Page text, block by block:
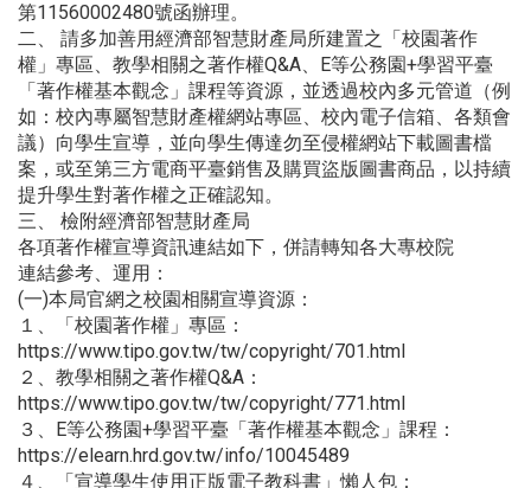
第11560002480號函辦理。
二、 請多加善用經濟部智慧財產局所建置之「校園著作
權」專區、教學相關之著作權Q&A、E等公務園+學習平臺
「著作權基本觀念」課程等資源，並透過校內多元管道（例
如：校內專屬智慧財產權網站專區、校內電子信箱、各類會
議）向學生宣導，並向學生傳達勿至侵權網站下載圖書檔
案，或至第三方電商平臺銷售及購買盜版圖書商品，以持續
提升學生對著作權之正確認知。
三、 檢附經濟部智慧財產局
各項著作權宣導資訊連結如下，併請轉知各大專校院
連結參考、運用：
(一)本局官網之校園相關宣導資源：
１、「校園著作權」專區：
https://www.tipo.gov.tw/tw/copyright/701.html
２、教學相關之著作權Q&A：
https://www.tipo.gov.tw/tw/copyright/771.html
３、E等公務園+學習平臺「著作權基本觀念」課程：
https://elearn.hrd.gov.tw/info/10045489
４、「宣導學生使用正版電子教科書」懶人包：